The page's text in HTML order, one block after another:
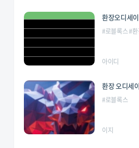
환장오디세
#로블록스#
아이디
환장 오디세
#로블록스
이지